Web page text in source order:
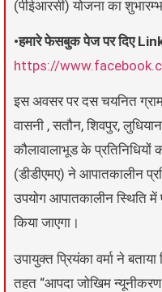
(पीईआरसी) योजना का
•हमारे फेसबुक पेज पर दिए
https://
इस अवसर पर दस चयनित
वासनी , सतौन, शिवपुर,
कौलावालाभूड के
(डीडीएमए) ने आपातकालीन
उपयोग आपातकालीन स्थिति में
किया जाएगा।
उपायुक्त प्रियंका वर्मा ने
तहत “आपदा जोखिम